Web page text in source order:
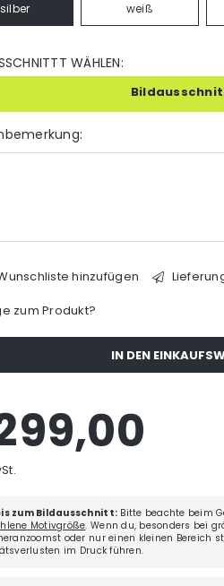
silber weiß
WÄHLEN:
hinzufügen
zum Produkt?
IN DEN
zum Bildausschnitt: Bitte beachte beim
Motivgröße. Wenn du, besonders bei
oder nur einen kleinen Bereich
im Druck führen.